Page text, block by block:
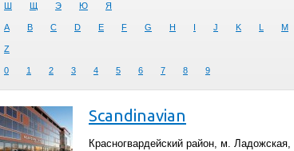
Ш Щ Э Ю Я
A B C D E F G H I J K L M
Z
0 1 2 3 4 5 6 7 8 9
Scandinavian
Красногвардейский район, м.